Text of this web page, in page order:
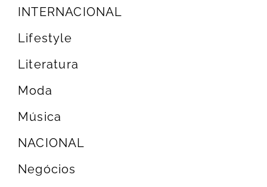
INTERNACIONAL
Lifestyle
Literatura
Moda
Música
NACIONAL
Negócios